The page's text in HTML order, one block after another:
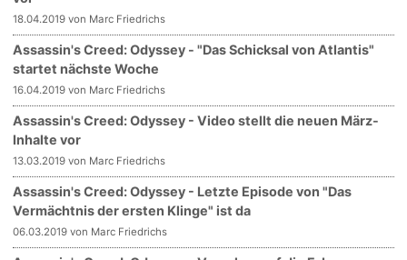
18.04.2019 von Marc Friedrichs
Assassin's Creed: Odyssey - "Das Schicksal von Atlantis"
startet nächste Woche
16.04.2019 von Marc Friedrichs
Assassin's Creed: Odyssey - Video stellt die neuen März-
Inhalte vor
13.03.2019 von Marc Friedrichs
Assassin's Creed: Odyssey - Letzte Episode von "Das
Vermächtnis der ersten Klinge" ist da
06.03.2019 von Marc Friedrichs